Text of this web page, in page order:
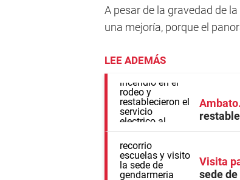
A pesar de la gravedad de
una mejoría, porque el
LEE ADEMÁS
Ambato
Visita
sede